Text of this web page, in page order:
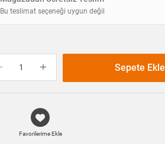
Bu teslimat seçeneği uygun değil
Sepete Ekle
Favorilerime Ekle